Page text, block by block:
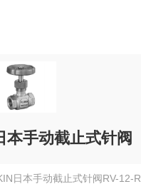
本手动截止式针阀
日本手动截止式针阀RV-12-R